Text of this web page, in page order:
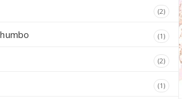
(2)
(1)
(2)
(1)